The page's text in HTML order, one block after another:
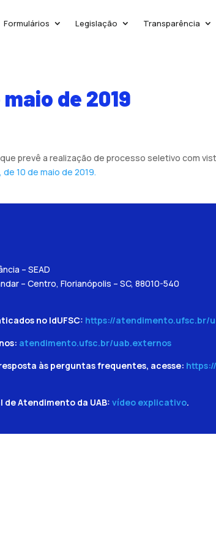
Formulários Legislação Transparência
maio de 2019
que prevê a realização de processo seletivo com
de 10 de maio de 2019.
– SEAD
– Centro, Florianópolis – SC, 88010-540
no IdUFSC: https://atendimento.ufsc.br/
atendimento.ufsc.br/uab.externos
às perguntas frequentes, acesse:
Atendimento da UAB: vídeo explicativo.